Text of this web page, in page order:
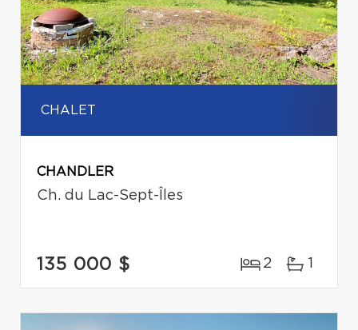
CHALET
CHANDLER
Ch. du Lac-Sept-Îles
135 000 $ 2 1